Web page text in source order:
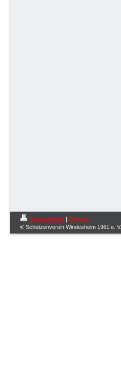
Druckversion | Sitemap
© Schützenverein Windesheim 1961 e. V.